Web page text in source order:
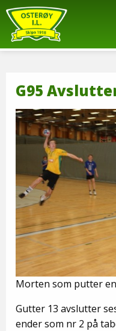
G95
Morten som putter
Gutter 13 avslutter
ender som nr 2 på